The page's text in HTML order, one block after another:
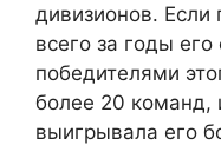
дивизионов. Если
всего за годы
победителями
более 20 команд,
выигрывала его